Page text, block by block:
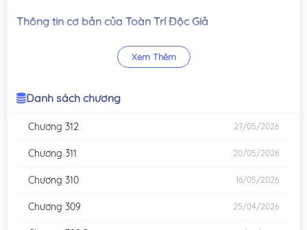
Thông tin cơ bản của Toàn Trí Độc Giả
Tên gốc: 전지적 독자 시점
Tên tiếng Anh: Omniscient Reader / Omniscient Reader’s
Tác giả gốc: singNsong
Họa sĩ: Sleepy-C
Nhân vật chính: Kim Dokja
Nội dung chính của Toàn Trí Độc Giả
Toàn Trí Độc Giả là một webtoon Hàn Quốc rất nổi bật nhờ ý
Xem Thêm
Danh sách chương
Chương 312 27/05/2026
Chương 311 20/05/2026
Chương 310 16/05/2026
Chương 309 25/04/2026